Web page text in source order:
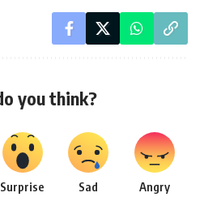
you think?
Surprise Sad Angry